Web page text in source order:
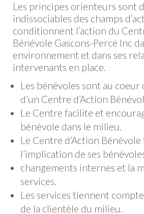
Les principes orienteurs sont
indissociables des champs
conditionnent l’action du
Bénévole Gascons-Percé Inc
environnement et dans ses
intervenants en place.
Les bénévoles sont au coeur
d’un Centre d’Action
Le Centre facilite et
bénévole dans le milieu.
Le Centre d’Action Bénévole
l’implication de ses
changements internes et la
services.
Les services tiennent
de la clientèle du milieu.